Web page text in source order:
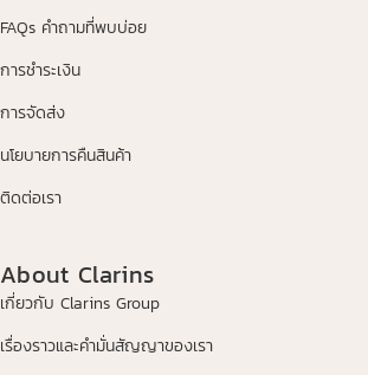
FAQs คำถามที่พบบ่อย
การชำระเงิน
การจัดส่ง
นโยบายการคืนสินค้า
ติดต่อเรา
About Clarins
เกี่ยวกับ Clarins Group
เรื่องราวและคำมั่นสัญญาของเรา